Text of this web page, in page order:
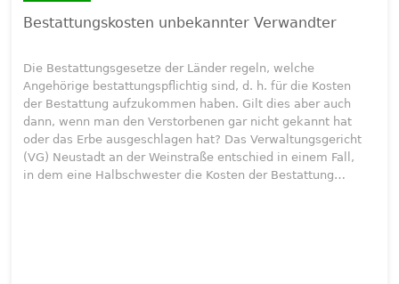
Bestattungskosten unbekannter Verwandter
Die Bestattungsgesetze der Länder regeln, welche
Angehörige bestattungspflichtig sind, d. h. für die Kosten
der Bestattung aufzukommen haben. Gilt dies aber auch
dann, wenn man den Verstorbenen gar nicht gekannt hat
oder das Erbe ausgeschlagen hat? Das Verwaltungsgericht
(VG) Neustadt an der Weinstraße entschied in einem Fall,
in dem eine Halbschwester die Kosten der Bestattung…